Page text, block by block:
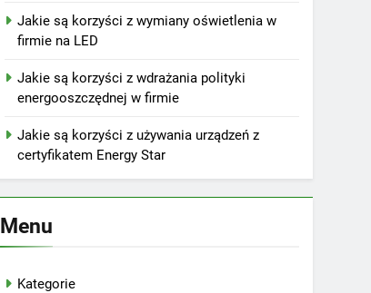
Jakie są korzyści z wymiany oświetlenia w
firmie na LED
Jakie są korzyści z wdrażania polityki
energooszczędnej w firmie
Jakie są korzyści z używania urządzeń z
certyfikatem Energy Star
Menu
Kategorie